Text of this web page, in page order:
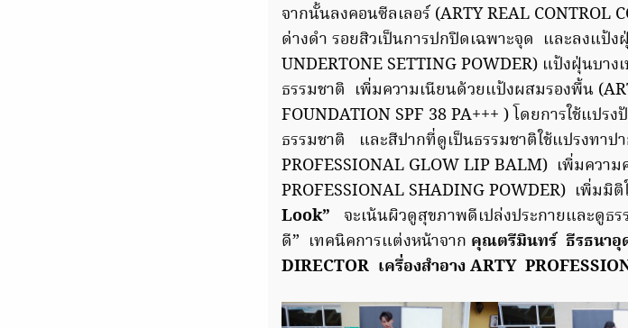
จากนั้นลงคอนซีลเลอร์ (ARTY REAL CONTROL
ด่างดำ รอยสิวเป็นการปกปิดเฉพาะจุด และลงแป้ง
UNDERTONE SETTING POWDER) แป้งฝุ่นบา
ธรรมชาติ เพิ่มความเนียนด้วยแป้งผสมรองพื้น
FOUNDATION SPF 38 PA+++ ) โดยการใช้แปรง
ธรรมชาติ และสีปากที่ดูเป็นธรรมชาติใช้แปรงทา
PROFESSIONAL GLOW LIP BALM) เพิ่มควา
PROFESSIONAL SHADING POWDER) เพิ่มมิ
Look” จะเน้นผิวดูสุขภาพดีเปล่งประกายและดูธ
ดี” เทคนิคการแต่งหน้าจาก คุณตรีมินทร์ ธีรธนาอุ
DIRECTOR เครื่องสำอาง ARTY